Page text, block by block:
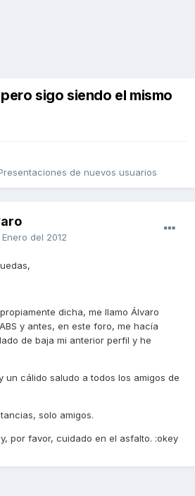
sigo siendo el mismo
de nuevos usuarios
del 2012
dicha, me llamo Álvaro
y antes, en este foro, me hacía
de baja mi anterior perfil y he
un cálido saludo a todos los amigos de
solo amigos.
por favor, cuidado en el asfalto. :okey